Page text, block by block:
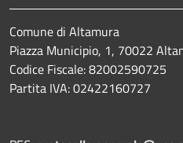
Comune di Altamura
Piazza Municipio, 1, 70022
Codice Fiscale: 82002590725
Partita IVA: 02422160727